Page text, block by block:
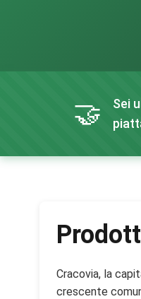
🤝
Sei
Cracovia, la
crescente